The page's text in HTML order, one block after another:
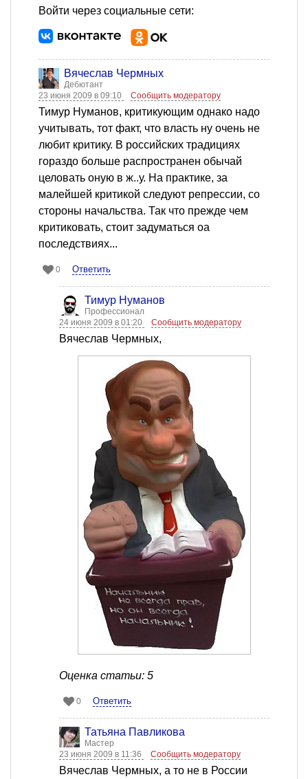
Войти через социальные сети:
Вячеслав Чермных
Дебютант
23 июня 2009 в 09:10
Сообщить модератору
Тимур Нуманов, критикующим однако надо
учитывать, тот факт, что власть ну очень не
любит критику. В российских традициях
гораздо больше распространен обычай
целовать оную в ж..у. На практике, за
малейшей критикой следуют репрессии, со
стороны начальства. Так что прежде чем
критиковать, стоит задуматься оа
последствиях...
0 Ответить
Тимур Нуманов
Профессионал
24 июня 2009 в 01:20
Сообщить модератору
Вячеслав Чермных,
Оценка статьи: 5
0 Ответить
Татьяна Павликова
Мастер
23 июня 2009 в 11:36
Сообщить модератору
Вячеслав Чермных, а то не в России